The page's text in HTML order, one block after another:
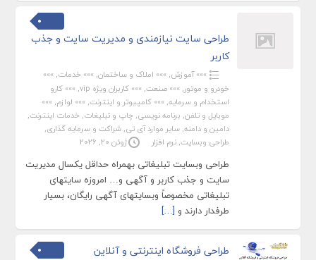
طراحی سایت نیازمندی و مدیریت سایت و جذب
کاربر
»»» آموزش, »»» املاک و ساختمان, »»» خدمات,
»»»
خودرو و موتور, »»» صنعت, »»» کاربران ویژه vip , »»» کارو
استخدام و سرمایه, »»» کامپیوتر و اینترنت, »»» لوازم,
»»»
موبایل و تلفن, برنامه نویسی, چاپ و تبلیغات, خدمات اینترنت,
دامین و دامنه, سایر موارد آی تی, شراکت و سرمایه گذاری,
طراحی وبسایت, نرم افزار ژوئن 20, 2026
طراحی وبسایت تبلیغاتی بهمراه حداقل یکسال مدیریت
سایت و جذب کاربر و آگهی و… امروزه سایتهای
تبلیغاتی مخصوصاً وبسایتهای آگهی رایگان، بسیار
طرفدار دارند و […]
طراحی فروشگاه اینترنتی و آنلاین